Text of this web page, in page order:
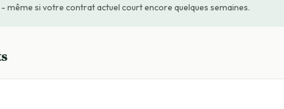
même si votre contrat actuel court encore quelques semaines.